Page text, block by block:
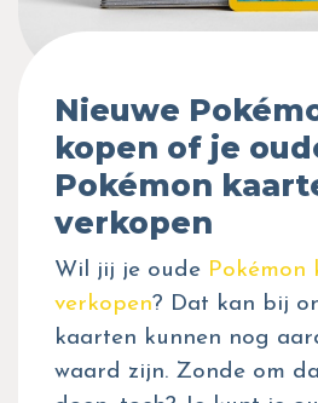
Nieuwe
kopen of je
Pokémon
verkopen
Wil jij je oude Pokémon
verkopen? Dat kan bij
kaarten kunnen nog
waard zijn. Zonde om